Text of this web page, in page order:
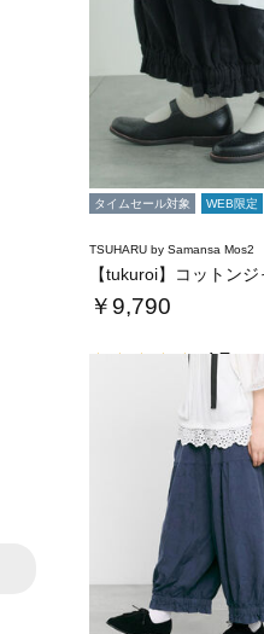
タイムセール対象 WEB限定
TSUHARU by Samansa Mos2
￥9,790
4.7（6）